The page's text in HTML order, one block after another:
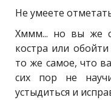
Не умеете
Хммм... но вы же
костра или
то же самое, что
сих пор не
устыдиться и